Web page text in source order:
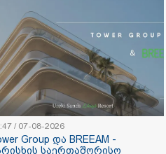
15:47 / 07-08-2026
/ 07-08-2026
Group და BREEAM -
საერთაშორისო